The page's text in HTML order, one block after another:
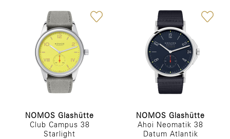
NOMOS Glashütte
Club Campus 38
Starlight
NOMOS Glashütte
Ahoi Neomatik 38
Datum Atlantik